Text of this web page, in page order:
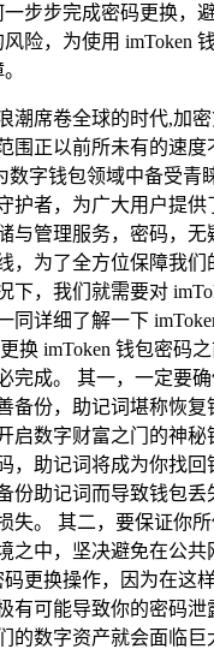
步步完成密码更换，
险，为使用 imToken
潮席卷全球的时代,加
围正以前所未有的速度
数字钱包领域中备受青
护者，为广大用户提供
与管理服务，密码，无
，为了全方位保障我们
下，我们就需要对
同详细了解一下
换 imToken 钱包密码
完成。 其一，一定要
备份，助记词堪称恢复
启数字财富之门的神秘
，助记词将成为你找回
份助记词而导致钱包丢
失。 其二，要保证你
之中，坚决避免在公共
更换操作，因为在这
有可能导致你的密码泄
的数字资产就会面临巨